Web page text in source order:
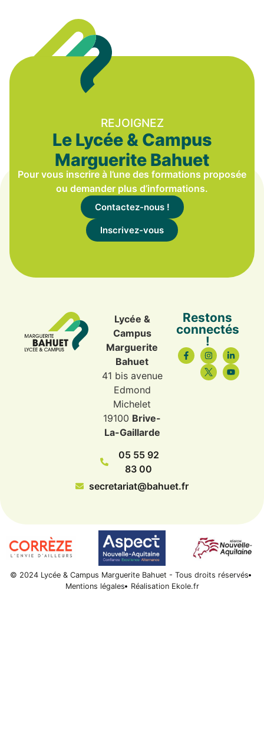
REJOIGNEZ
Le Lycée & Campus
Marguerite Bahuet
Pour vous inscrire à l’une des formations proposée
ou demander plus d’informations.
Contactez-nous !
Inscrivez-vous
Lycée &
Campus
Marguerite
Bahuet
41 bis avenue
Edmond
Michelet
19100 Brive-
La-Gaillarde
05 55 92
83 00
secretariat@bahuet.fr
Restons
connectés
!
© 2024 Lycée & Campus Marguerite Bahuet - Tous droits réservés
Mentions légales
Réalisation Ekole.fr